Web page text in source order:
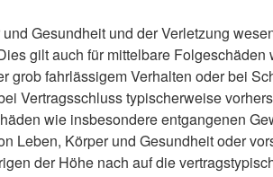
Gesundheit und der Verletzung
gilt auch für mittelbare
fahrlässigem Verhalten oder bei
Vertragsschluss typischerweise
wie insbesondere entgangenen
Leben, Körper und Gesundheit oder
der Höhe nach auf die